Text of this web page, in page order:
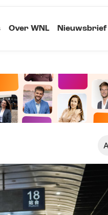
Over WNL Nieuwsbrief
Klein
Standaard
Groot
Kopieer link